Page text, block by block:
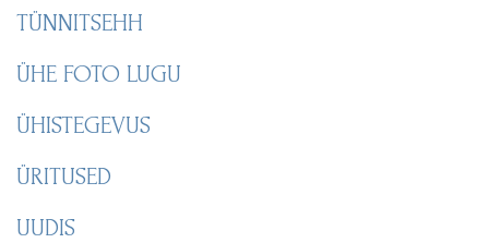
TÜNNITSEHH
ÜHE FOTO LUGU
ÜHISTEGEVUS
ÜRITUSED
UUDIS